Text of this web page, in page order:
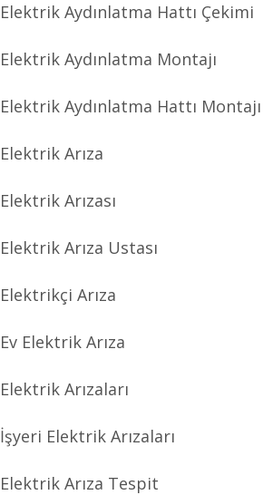
Elektrik Aydınlatma Hattı Çekimi
Elektrik Aydınlatma Montajı
Elektrik Aydınlatma Hattı Montajı
Elektrik Arıza
Elektrik Arızası
Elektrik Arıza Ustası
Elektrikçi Arıza
Ev Elektrik Arıza
Elektrik Arızaları
İşyeri Elektrik Arızaları
Elektrik Arıza Tespit